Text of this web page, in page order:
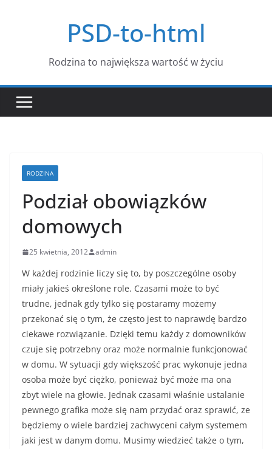
PSD-to-html
Rodzina to największa wartość w życiu
RODZINA
Podział obowiązków
domowych
25 kwietnia, 2012 admin
W każdej rodzinie liczy się to, by poszczególne osoby
miały jakieś określone role. Czasami może to być
trudne, jednak gdy tylko się postaramy możemy
przekonać się o tym, że często jest to naprawdę bardzo
ciekawe rozwiązanie. Dzięki temu każdy z domowników
czuje się potrzebny oraz może normalnie funkcjonować
w domu. W sytuacji gdy większość prac wykonuje jedna
osoba może być ciężko, ponieważ być może ma ona
zbyt wiele na głowie. Jednak czasami właśnie ustalanie
pewnego grafika może się nam przydać oraz sprawić, ze
będziemy o wiele bardziej zachwyceni całym systemem
jaki jest w danym domu. Musimy wiedzieć także o tym,